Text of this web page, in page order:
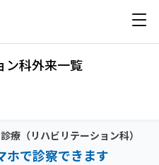
ン科外来一覧
療（リハビリテーション科）
ホで診察できます